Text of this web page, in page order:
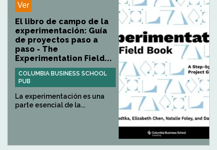
Ver
El libro de campo de la
experimentación: Guía
de proyectos paso a
paso - The
Experimentation Field...
COLUMBIA BUSINESS SCHOOL
PUB
La experimentación es una
parte esencial de la...